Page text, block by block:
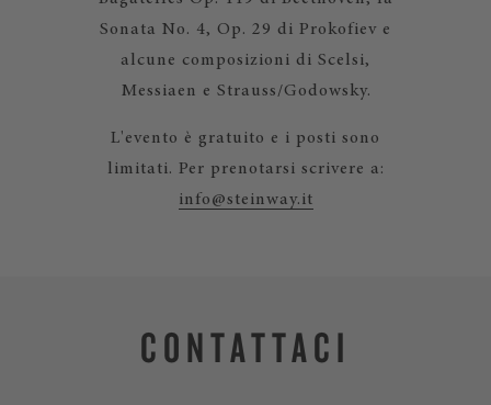
Sonata No. 4, Op. 29 di Prokofiev e
alcune composizioni di Scelsi,
Messiaen e Strauss/Godowsky.
L'evento è gratuito e i posti sono
limitati. Per prenotarsi scrivere a:
info@steinway.it
CONTATTACI